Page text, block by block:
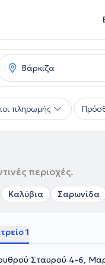
πληρωμής
περιοχές.
Καλύβια Σαρωνίδα
1
Σταυρού 4-6,